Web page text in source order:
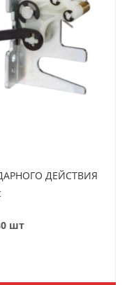
ДЕЙСТВИЯ
шт